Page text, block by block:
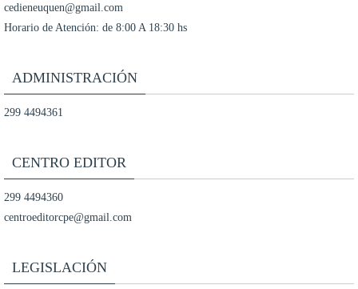
cedieneuquen@gmail.com
Horario de Atención: de 8:00 A 18:30 hs
ADMINISTRACIÓN
299 4494361
CENTRO EDITOR
299 4494360
centroeditorcpe@gmail.com
LEGISLACIÓN